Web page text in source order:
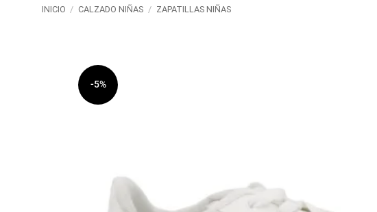
INICIO / CALZADO NIÑAS / ZAPATILLAS NIÑAS
-5%